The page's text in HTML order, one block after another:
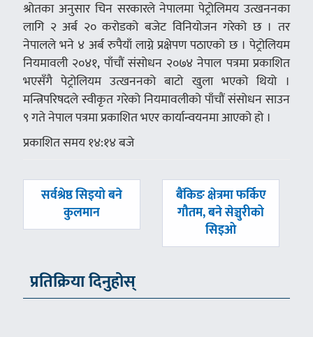
श्रोतका अनुसार चिन सरकारले नेपालमा पेट्रोलिमय उत्खननका
लागि २ अर्ब २० करोडको बजेट विनियोजन गरेको छ । तर
नेपालले भने ४ अर्ब रुपैयाँ लाग्ने प्रक्षेपण पठाएको छ । पेट्रोलियम
नियमावली २०४१, पाँचौं संसोधन २०७४ नेपाल पत्रमा प्रकाशित
भएसँगै पेट्रोलियम उत्खननको बाटो खुला भएको थियो ।
मन्त्रिपरिषदले स्वीकृत गरेको नियमावलीको पाँचौं संसोधन साउन
९ गते नेपाल पत्रमा प्रकाशित भएर कार्यान्वयनमा आएको हो ।
प्रकाशित समय १४:१४ बजे
पछिल्लाे
सर्वश्रेष्ठ सिइयो बने
कुलमान
अघिल्लाे
-
बैंकिङ क्षेत्रमा फर्किए
गौतम, बने सेञ्चुरीको
सिइओ
प्रतिक्रिया दिनुहोस्